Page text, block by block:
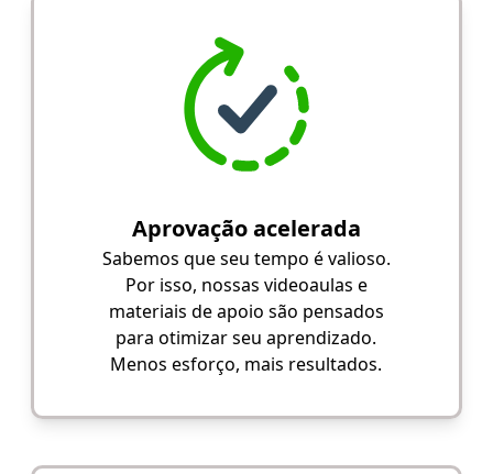
Aprovação acelerada
Sabemos que seu tempo é valioso.
Por isso, nossas videoaulas e
materiais de apoio são pensados
para otimizar seu aprendizado.
Menos esforço, mais resultados.